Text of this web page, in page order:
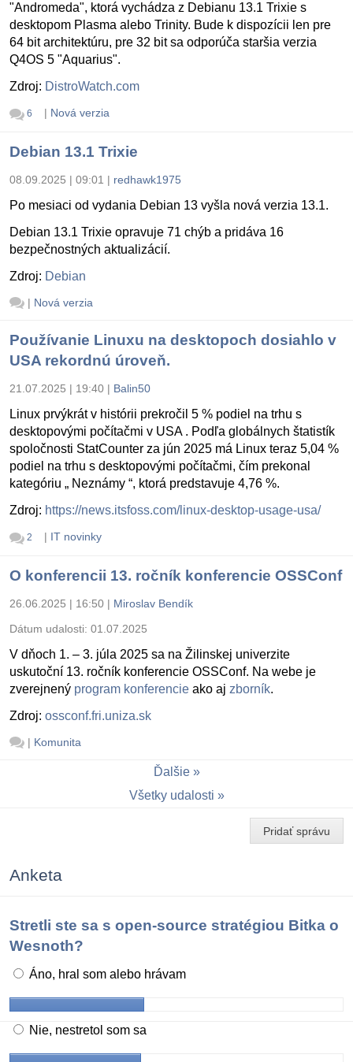
"Andromeda", ktorá vychádza z Debianu 13.1 Trixie s
desktopom Plasma alebo Trinity. Bude k dispozícii len pre
64 bit architektúru, pre 32 bit sa odporúča staršia verzia
Q4OS 5 "Aquarius".
Zdroj: DistroWatch.com
6 | Nová verzia
Debian 13.1 Trixie
08.09.2025 | 09:01 | redhawk1975
Po mesiaci od vydania Debian 13 vyšla nová verzia 13.1.
Debian 13.1 Trixie opravuje 71 chýb a pridáva 16
bezpečnostných aktualizácií.
Zdroj: Debian
| Nová verzia
Používanie Linuxu na desktopoch dosiahlo v
USA rekordnú úroveň.
21.07.2025 | 19:40 | Balin50
Linux prvýkrát v histórii prekročil 5 % podiel na trhu s
desktopovými počítačmi v USA . Podľa globálnych štatistík
spoločnosti StatCounter za jún 2025 má Linux teraz 5,04 %
podiel na trhu s desktopovými počítačmi, čím prekonal
kategóriu „ Neznámy “, ktorá predstavuje 4,76 %.
Zdroj: https://news.itsfoss.com/linux-desktop-usage-usa/
2 | IT novinky
O konferencii 13. ročník konferencie OSSConf
26.06.2025 | 16:50 | Miroslav Bendík
Dátum udalosti: 01.07.2025
V dňoch 1. – 3. júla 2025 sa na Žilinskej univerzite
uskutoční 13. ročník konferencie OSSConf. Na webe je
zverejnený program konferencie ako aj zborník.
Zdroj: ossconf.fri.uniza.sk
| Komunita
Ďalšie
Všetky udalosti
Pridať správu
Anketa
Stretli ste sa s open-source stratégiou Bitka o
Wesnoth?
Áno, hral som alebo hrávam
Nie, nestretol som sa